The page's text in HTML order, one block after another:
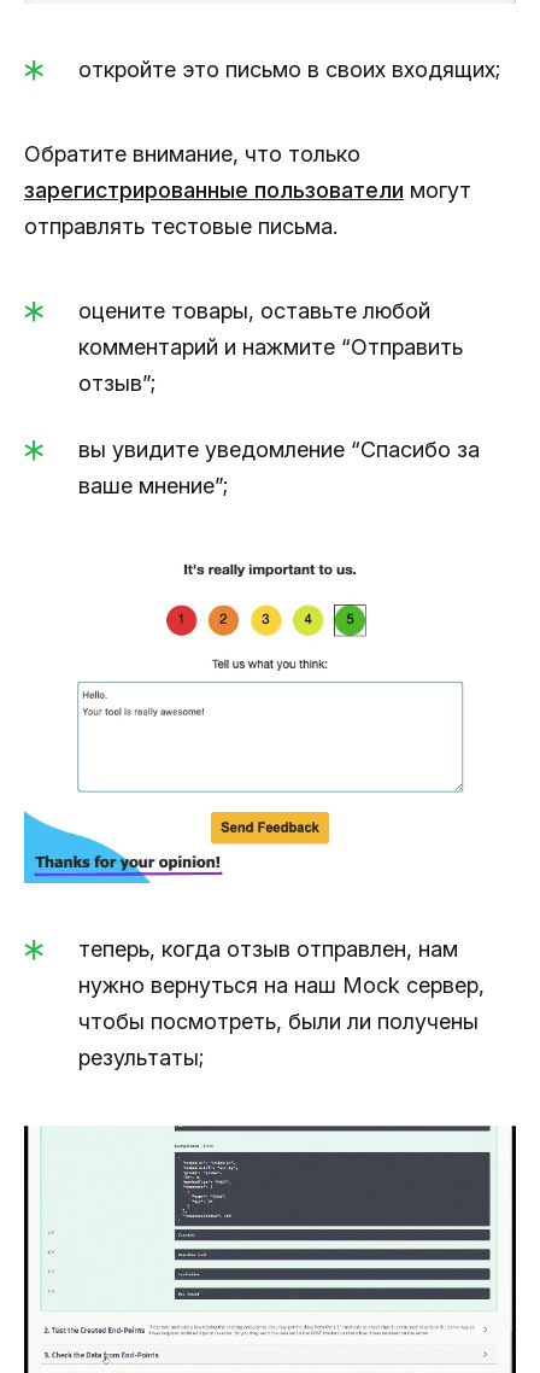
откройте это письмо в своих входящих;
Обратите внимание, что только
зарегистрированные пользователи могут
отправлять тестовые письма.
оцените товары, оставьте любой
комментарий и нажмите “Отправить
отзыв”;
вы увидите уведомление “Спасибо за
ваше мнение”;
теперь, когда отзыв отправлен, нам
нужно вернуться на наш Mock сервер,
чтобы посмотреть, были ли получены
результаты;